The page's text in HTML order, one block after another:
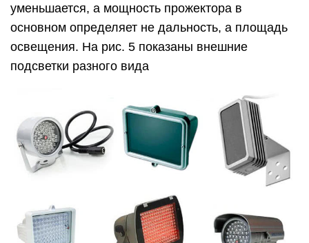
уменьшается, а мощность прожектора в
основном определяет не дальность, а площадь
освещения. На рис. 5 показаны внешние
подсветки разного вида